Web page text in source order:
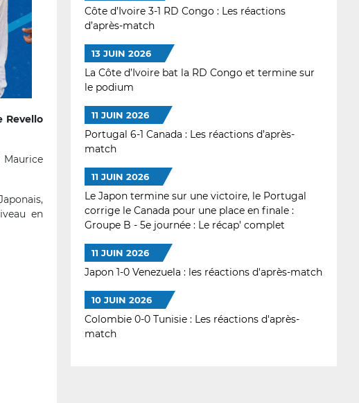
Revello
en
Côte d’Ivoire 3-1 RD Congo : Les réactions
d’après-match
13 JUIN 2026
La Côte d’Ivoire bat la RD Congo et termine sur
le podium
11 JUIN 2026
Portugal 6-1 Canada : Les réactions d’après-
match
11 JUIN 2026
Le Japon termine sur une victoire, le Portugal
corrige le Canada pour une place en finale :
Groupe B - 5e journée : Le récap' complet
11 JUIN 2026
Japon 1-0 Venezuela : les réactions d'après-match
10 JUIN 2026
Colombie 0-0 Tunisie : Les réactions d'après-
match